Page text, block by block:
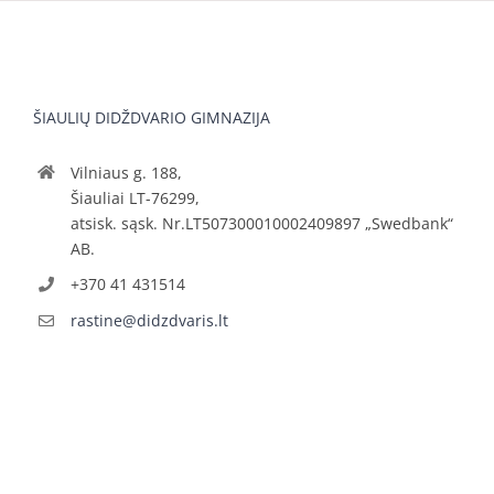
ŠIAULIŲ DIDŽDVARIO GIMNAZIJA
Vilniaus g. 188,
Šiauliai LT-76299,
atsisk. sąsk. Nr.LT507300010002409897 „Swedbank“
AB.
+370 41 431514
rastine@didzdvaris.lt